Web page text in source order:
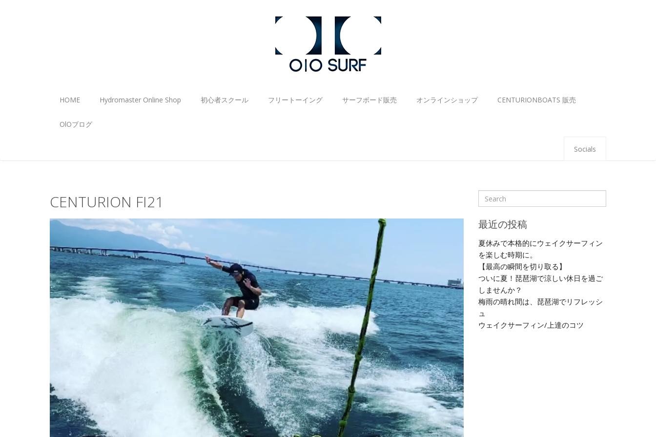
HOME Hydromaster Online Shop 初心者スクール フリートーイング サーフボード販売 オンラインショップ CENTURIONBOATS 販売
OlOブログ
Socials
CENTURION FI21
最近の投稿
夏休みで本格的にウェイクサーフィン
を楽しむ時期に。
【最高の瞬間を切り取る】
ついに夏！琵琶湖で涼しい休日を過ご
しませんか？
梅雨の晴れ間は、琵琶湖でリフレッシ
ュ
ウェイクサーフィン/上達のコツ